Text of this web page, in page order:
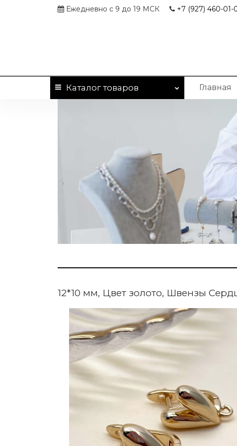
Ежедневно с 9 до 19 МСК +7 (927) 460-01-
Каталогтоваров Главная
12*10 мм, Цвет золото, Швензы